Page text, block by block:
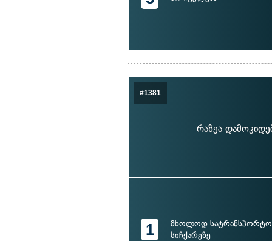
#1381
რაზეა
1
მხოლოდ სატრანსპორტო
სიჩქარეზე